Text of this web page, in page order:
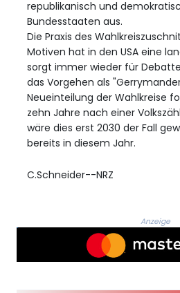
republikanisch und
Bundesstaaten aus.
Die Praxis des
Motiven hat in den USA eine
sorgt immer wieder für
das Vorgehen als
Neueinteilung der Wahlkreise
zehn Jahre nach einer
wäre dies erst 2030 der Fall
bereits in diesem Jahr.
C.Schneider--NRZ
Anzeige